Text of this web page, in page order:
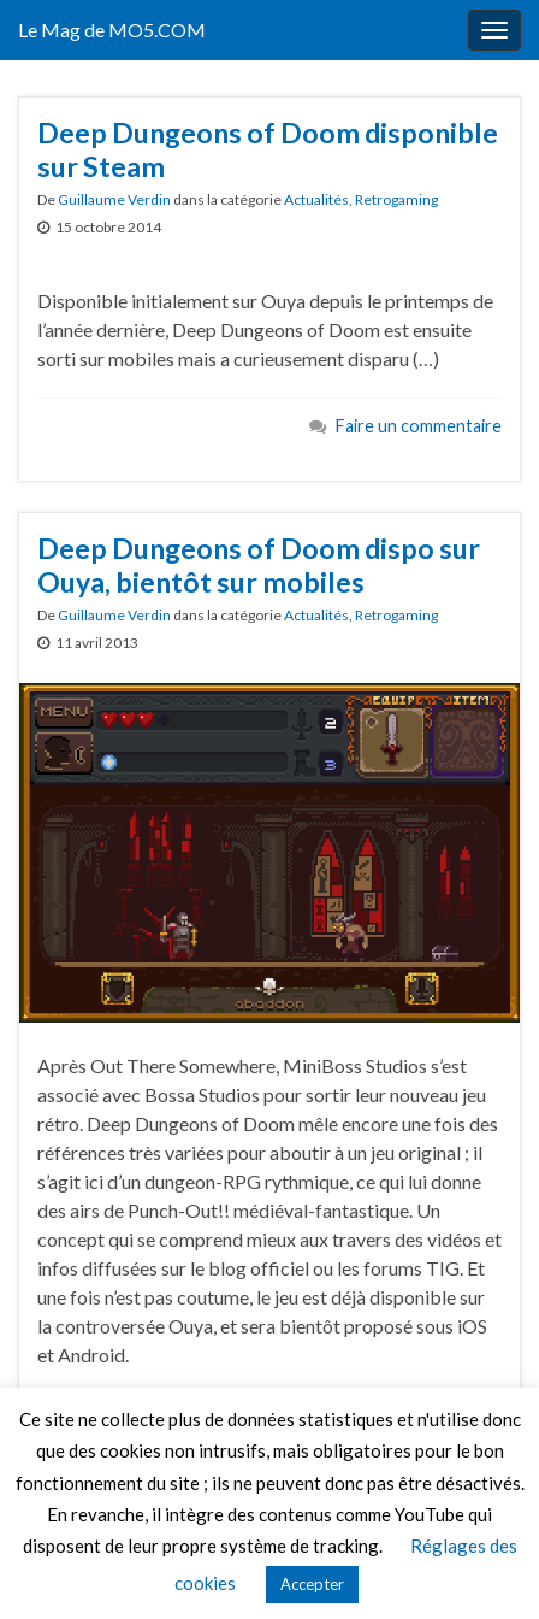
Le Mag de MO5.COM
Deep Dungeons of Doom disponible
sur Steam
DeGuillaume Verdin dans la catégorieActualités, Retrogaming
15 octobre 2014
Disponible initialement sur Ouya depuis le printemps de
l’année dernière, Deep Dungeons of Doom est ensuite
sorti sur mobiles mais a curieusement disparu (…)
Faire un commentaire
Deep Dungeons of Doom dispo sur
Ouya, bientôt sur mobiles
DeGuillaume Verdin dans la catégorieActualités Retrogaming
11 avril 2013
Après Out There Somewhere, MiniBoss Studios s’est
associé avec Bossa Studios pour sortir leur nouveau jeu
rétro. Deep Dungeons of Doom mêle encore une fois des
références très variées pour aboutir à un jeu original ; il
s’agit ici d’un dungeon-RPG rythmique, ce qui lui donne
des airs de Punch-Out!! médiéval-fantastique. Un
concept qui se comprend mieux aux travers des vidéos et
infos diffusées sur le blog officiel ou les forums TIG. Et
une fois n’est pas coutume, le jeu est déjà disponible sur
la controversée Ouya, et sera bientôt proposé sous iOS
et Android.
Faire un commentaire
Thèmes Graphene
Ce site ne collecte plus de données statistiques et n'utilise donc
que des cookies non intrusifs, mais obligatoires pour le bon
fonctionnement du site ; ils ne peuvent donc pas être désactivés.
En revanche, il intègre des contenus comme YouTube qui
disposent de leur propre système de tracking.
Réglages des
cookies
Accepter